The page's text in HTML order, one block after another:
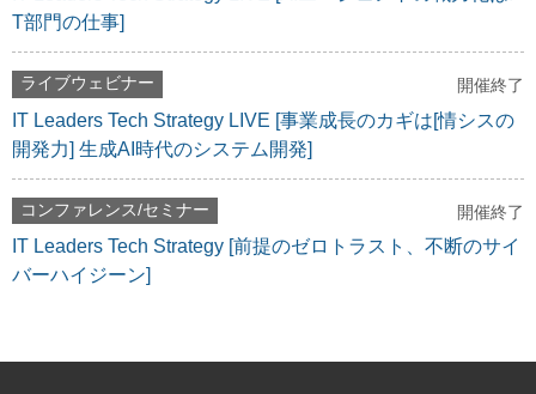
T部門の仕事]
ライブウェビナー 開催終了
IT Leaders Tech Strategy LIVE [事業成長のカギは[情シスの
開発力] 生成AI時代のシステム開発]
コンファレンス/セミナー 開催終了
IT Leaders Tech Strategy [前提のゼロトラスト、不断のサイ
バーハイジーン]